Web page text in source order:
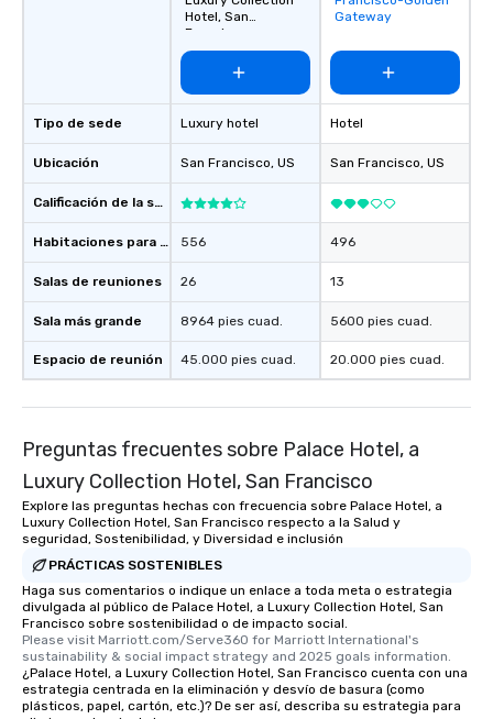
Tipo de sede
Ubicación
Calificación de la sede
Habitaciones para huéspedes
Salas de reuniones
Sala más grande
Espacio de reunión
Hotel, San
Francisco
Luxury hotel
San Francisco, US
556
26
8964 pies cuad.
45.000 pies cuad.
favorites
Gateway
Hotel
San Francisco, US
496
13
5600 pies cuad.
20.000 pies cuad.
Preguntas frecuentes sobre Palace Hotel, a
Luxury Collection Hotel, San Francisco
Explore las preguntas hechas con frecuencia sobre Palace Hotel, a
Luxury Collection Hotel, San Francisco respecto a la Salud y
seguridad, Sostenibilidad, y Diversidad e inclusión
PRÁCTICAS SOSTENIBLES
Haga sus comentarios o indique un enlace a toda meta o estrategia
divulgada al público de Palace Hotel, a Luxury Collection Hotel, San
Francisco sobre sostenibilidad o de impacto social.
Please visit Marriott.com/Serve360 for Marriott International's
sustainability & social impact strategy and 2025 goals information.
¿Palace Hotel, a Luxury Collection Hotel, San Francisco cuenta con una
estrategia centrada en la eliminación y desvío de basura (como
plásticos, papel, cartón, etc.)? De ser así, describa su estrategia para